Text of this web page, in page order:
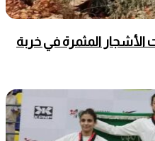
المثمرة في خربة